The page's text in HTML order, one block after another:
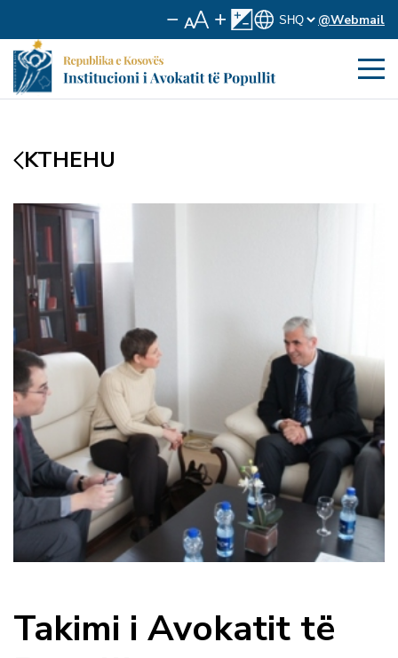
@Webmail
KTHEHU
Takimi i Avokatit të